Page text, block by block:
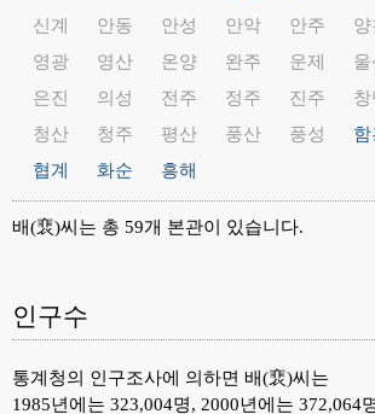
신계
안동 안성 안악 안주 양
영광
영산 온양 완주 운제
은진
의성 전주 정주 진주 창
청산
청주 평산 풍산 풍성 함
협계
화순 흥해
배(裵)씨는 총 59개 본관이 있습니다.
인구수
통계청의 인구조사에 의하면 배(裵)씨는
1985년에는 323,004명, 2000년에는 372,064